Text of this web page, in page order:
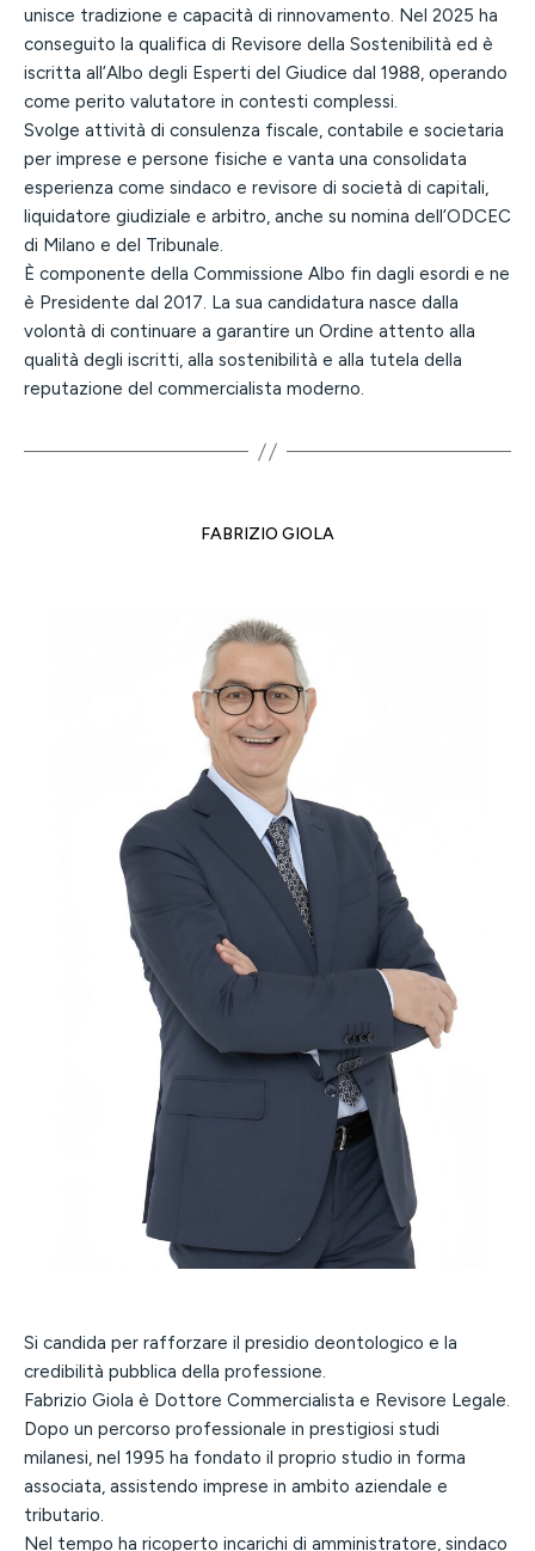
unisce tradizione e capacità di rinnovamento. Nel 2025 ha
conseguito la qualifica di Revisore della Sostenibilità ed è
iscritta all’Albo degli Esperti del Giudice dal 1988, operando
come perito valutatore in contesti complessi.
Svolge attività di consulenza fiscale, contabile e societaria
per imprese e persone fisiche e vanta una consolidata
esperienza come sindaco e revisore di società di capitali,
liquidatore giudiziale e arbitro, anche su nomina dell’ODCEC
di Milano e del Tribunale.
È componente della Commissione Albo fin dagli esordi e ne
è Presidente dal 2017. La sua candidatura nasce dalla
volontà di continuare a garantire un Ordine attento alla
qualità degli iscritti, alla sostenibilità e alla tutela della
reputazione del commercialista moderno.
FABRIZIO GIOLA
Si candida per rafforzare il presidio deontologico e la
credibilità pubblica della professione.
Fabrizio Giola è Dottore Commercialista e Revisore Legale.
Dopo un percorso professionale in prestigiosi studi
milanesi, nel 1995 ha fondato il proprio studio in forma
associata, assistendo imprese in ambito aziendale e
tributario.
Nel tempo ha ricoperto incarichi di amministratore, sindaco